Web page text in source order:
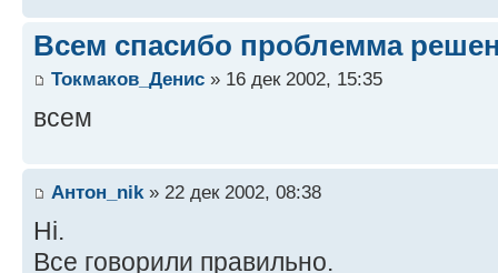
Всем спасибо проблемма
Токмаков_Денис » 16 дек 2002, 15:35
всем
Антон_nik» 22 дек 2002, 08:38
Hi.
Все говорили правильно.